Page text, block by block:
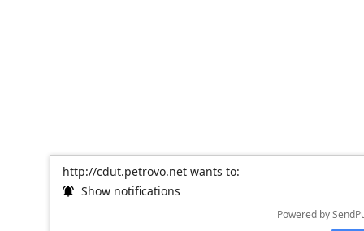
http://cdut.petrovo.net wants to:
Show notifications
Powered by